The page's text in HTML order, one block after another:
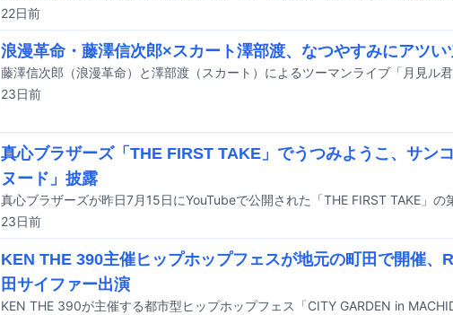
22日前
浪漫革命・藤澤信次郎×スカート澤部渡、なつやすみにアツい
23日前
真心ブラザーズ「THE FIRST TAKE」でうつみようこ、サン
ヌード」披露
23日前
KEN THE 390主催ヒップホップフェスが地元の町田で開催、
田サイファー出演